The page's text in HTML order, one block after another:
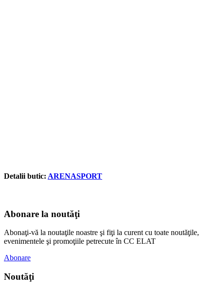
Detalii butic: ARENASPORT
Abonare la noutăţi
Abonaţi-vă la noutaţile noastre şi fiţi la curent cu toate noutăţile,
evenimentele şi promoţiile petrecute în CC ELAT
Abonare
Noutăţi